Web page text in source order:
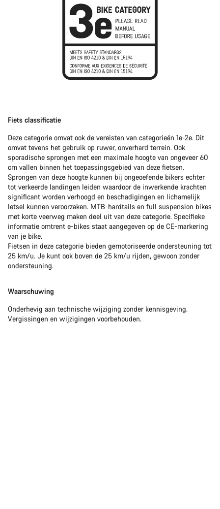
Fiets classificatie
Deze categorie omvat ook de vereisten van categorieën 1e-2e. Dit
omvat tevens het gebruik op ruwer, onverhard terrein. Ook
sporadische sprongen met een maximale hoogte van ongeveer 60
cm vallen binnen het toepassingsgebied van deze fietsen.
Sprongen van deze hoogte kunnen bij ongeoefende bikers echter
tot verkeerde landingen leiden waardoor de inwerkende krachten
significant worden verhoogd en beschadigingen en lichamelijk
letsel kunnen veroorzaken. MTB-hardtails en full suspension bikes
met korte veerweg maken deel uit van deze categorie. Specifieke
informatie omtrent e-bikes staat aangegeven op de CE-markering
van je bike.
Fietsen in deze categorie bieden gemotoriseerde ondersteuning tot
25 km/u. Je kunt ook boven de 25 km/u rijden, gewoon zonder
ondersteuning.
Waarschuwing
Onderhevig aan technische wijziging zonder kennisgeving.
Vergissingen en wijzigingen voorbehouden.